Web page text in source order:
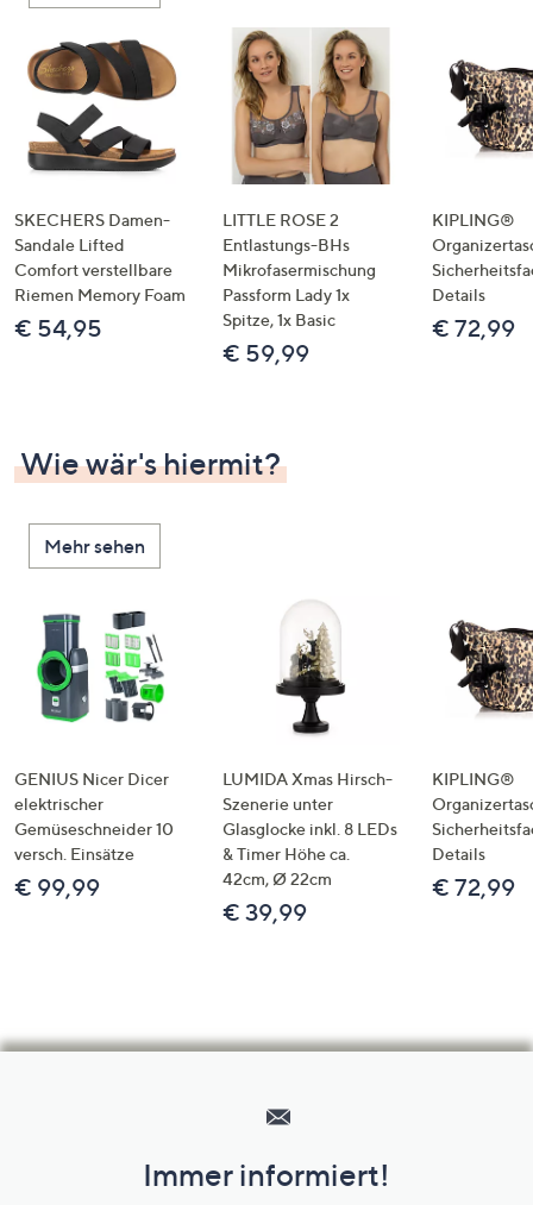
SKECHERS Damen-
Sandale Lifted
Comfort verstellbare
Riemen Memory Foam
€ 54,95
LITTLE ROSE 2
Entlastungs-BHs
Mikrofasermischung
Passform Lady 1x
Spitze, 1x Basic
€ 59,99
KIPLING®
Details
€ 72,99
Wie wär's hiermit?
Mehr sehen
GENIUS Nicer Dicer
elektrischer
Gemüseschneider 10
versch. Einsätze
€ 99,99
LUMIDA Xmas Hirsch-
Szenerie unter
Glasglocke inkl. 8 LEDs
& Timer Höhe ca.
42cm, Ø 22cm
€ 39,99
KIPLING®
Details
€ 72,99
Unternehmensinformationen
Immer informiert!